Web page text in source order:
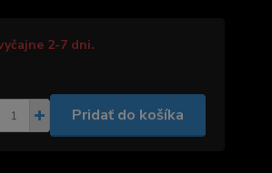
2-7 dni.
Pridať do košíka